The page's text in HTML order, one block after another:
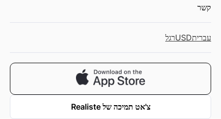
קשר
עבריתUSDרגל
צ'אט תמיכה של Realiste